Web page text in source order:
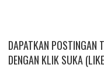
DAPATKAN POSTINGAN
DENGAN KLIK SUKA